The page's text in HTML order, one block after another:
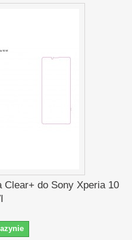
Clear+ do Sony Xperia 10